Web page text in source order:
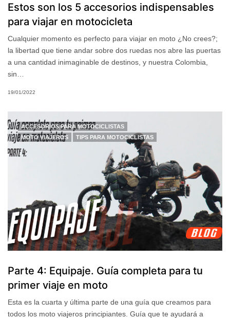
Estos son los 5 accesorios indispensables
para viajar en motocicleta
Cualquier momento es perfecto para viajar en moto ¿No crees?;
la libertad que tiene andar sobre dos ruedas nos abre las puertas
a una cantidad inimaginable de destinos, y nuestra Colombia,
sin…
19/01/2022
ACCESORIOS PARA MOTOCICLISTAS
MOTO VIAJEROS
TIPS PARA MOTOCICLISTAS
Parte 4: Equipaje. Guía completa para tu
primer viaje en moto
Esta es la cuarta y última parte de una guía que creamos para
todos los moto viajeros principiantes. Guía que te ayudará a